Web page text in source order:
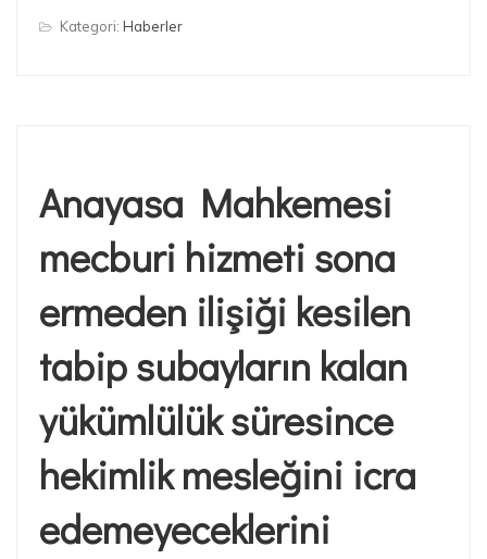
Kategori: Haberler
Anayasa Mahkemesi
mecburi hizmeti sona
ermeden ilişiği kesilen
tabip subayların kalan
yükümlülük süresince
hekimlik mesleğini icra
edemeyeceklerini